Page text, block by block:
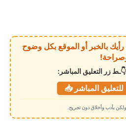
ضع رأيك بالخبر أو الموقع بكل وضوح
زر التعليق المباشر:
المباشر 📥
ولكن بأدب وأخلاق دون تجريح.